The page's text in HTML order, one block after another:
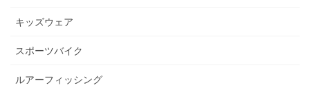
キッズウェア
スポーツバイク
ルアーフィッシング